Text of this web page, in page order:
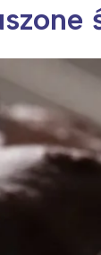
płocie